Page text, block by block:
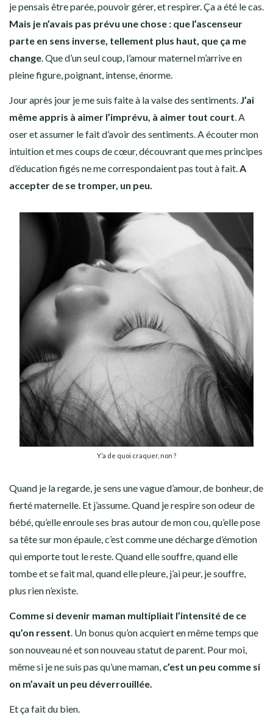
je pensais être parée, pouvoir gérer, et respirer. Ça a été le cas.
Mais je n’avais pas prévu une chose : que l’ascenseur
parte en sens inverse, tellement plus haut, que ça me
change. Que d’un seul coup, l’amour maternel m’arrive en
pleine figure, poignant, intense, énorme.
Jour après jour je me suis faite à la valse des sentiments. J’ai
même appris à aimer l’imprévu, à aimer tout court. A
oser et assumer le fait d’avoir des sentiments. A écouter mon
intuition et mes coups de cœur, découvrant que mes principes
d’éducation figés ne me correspondaient pas tout à fait.A
accepter de se tromper, un peu.
Y’a de quoi craquer, non ?
Quand je la regarde, je sens une vague d’amour, de bonheur, de
fierté maternelle. Et j’assume. Quand je respire son odeur de
bébé, qu’elle enroule ses bras autour de mon cou, qu’elle pose
sa tête sur mon épaule, c’est comme une décharge d’émotion
qui emporte tout le reste. Quand elle souffre, quand elle
tombe et se fait mal, quand elle pleure, j’ai peur, je souffre,
plus rien n’existe.
Comme si devenir maman multipliait l’intensité de ce
qu’on ressent. Un bonus qu’on acquiert en même temps que
son nouveau né et son nouveau statut de parent. Pour moi,
même si je ne suis pas qu’une maman, c’est un peu comme si
on m’avait un peu déverrouillée.
Et ça fait du bien.